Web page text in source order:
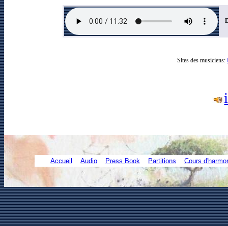
Sites des musiciens:
Accueil Audio Press Book Partitions Cours